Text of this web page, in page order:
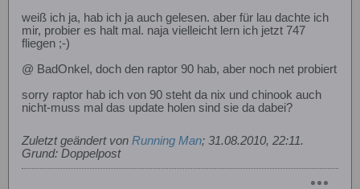
weiß ich ja, hab ich ja auch gelesen. aber für lau dachte ich
mir, probier es halt mal. naja vielleicht lern ich jetzt 747
fliegen ;-)
@ BadOnkel, doch den raptor 90 hab, aber noch net probiert
sorry raptor hab ich von 90 steht da nix und chinook auch
nicht-muss mal das update holen sind sie da dabei?
Zuletzt geändert von Running Man; 31.08.2010, 22:11.
Grund: Doppelpost